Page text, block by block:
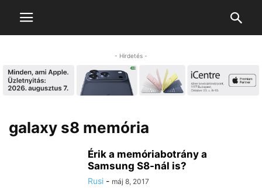
- Hirdetés -
galaxy s8 memória
Érik a memóriabotrány a
Samsung S8-nál is?
Rusi - máj 8, 2017